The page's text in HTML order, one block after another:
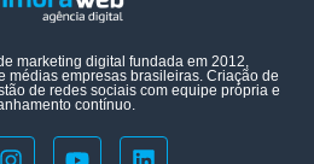
marketing digital fundada em 2012,
médias empresas brasileiras. Criação de
de redes sociais com equipe própria e
contínuo.